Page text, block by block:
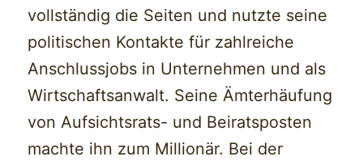
vollständig die Seiten und nutzte seine
politischen Kontakte für zahlreiche
Anschlussjobs in Unternehmen und als
Wirtschaftsanwalt. Seine Ämterhäufung
von Aufsichtsrats- und Beiratsposten
machte ihn zum Millionär. Bei der